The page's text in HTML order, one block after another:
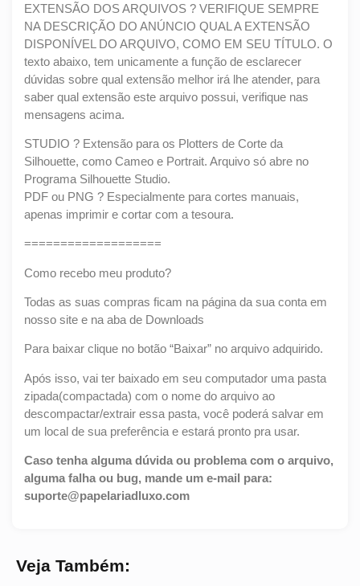
EXTENSÃO DOS ARQUIVOS ? VERIFIQUE SEMPRE
NA DESCRIÇÃO DO ANÚNCIO QUAL A EXTENSÃO
DISPONÍVEL DO ARQUIVO, COMO EM SEU TÍTULO. O
texto abaixo, tem unicamente a função de esclarecer
dúvidas sobre qual extensão melhor irá lhe atender, para
saber qual extensão este arquivo possui, verifique nas
mensagens acima.
STUDIO ? Extensão para os Plotters de Corte da
Silhouette, como Cameo e Portrait. Arquivo só abre no
Programa Silhouette Studio.
PDF ou PNG ? Especialmente para cortes manuais,
apenas imprimir e cortar com a tesoura.
===================
Como recebo meu produto?
Todas as suas compras ficam na página da sua conta em
nosso site e na aba de Downloads
Para baixar clique no botão “Baixar” no arquivo adquirido.
Após isso, vai ter baixado em seu computador uma pasta
zipada(compactada) com o nome do arquivo ao
descompactar/extrair essa pasta, você poderá salvar em
um local de sua preferência e estará pronto pra usar.
Caso tenha alguma dúvida ou problema com o arquivo,
alguma falha ou bug, mande um e-mail para:
suporte@papelariadluxo.com
Veja Também: